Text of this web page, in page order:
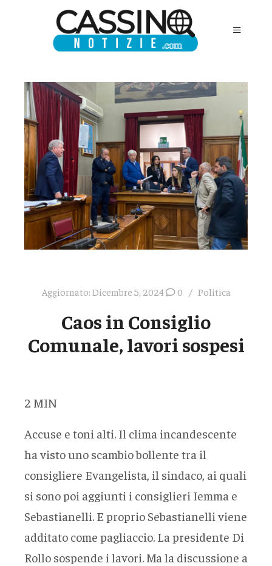
Aggiornato: Dicembre 5, 2024 0 Politica
Caos in Consiglio
Comunale, lavori sospesi
2 MIN
Accuse e toni alti. Il clima incandescente
ha visto uno scambio bollente tra il
consigliere Evangelista, il sindaco, ai quali
si sono poi aggiunti i consiglieri Iemma e
Sebastianelli. E proprio Sebastianelli viene
additato come pagliaccio. La presidente Di
Rollo sospende i lavori. Ma la discussione a